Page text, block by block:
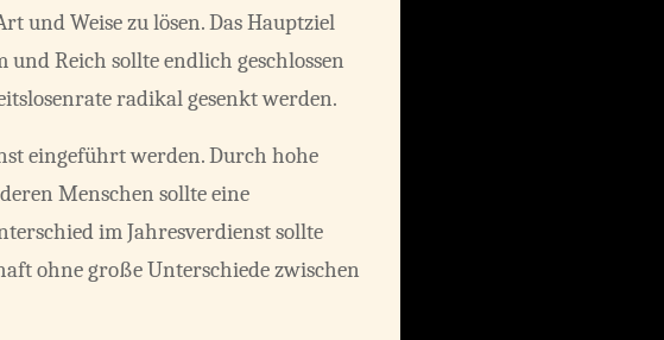
und Weise zu lösen. Das Hauptziel
Reich sollte endlich geschlossen
radikal gesenkt werden.
eingeführt werden. Durch hohe
Menschen sollte eine
im Jahresverdienst sollte
ohne große Unterschiede zwischen